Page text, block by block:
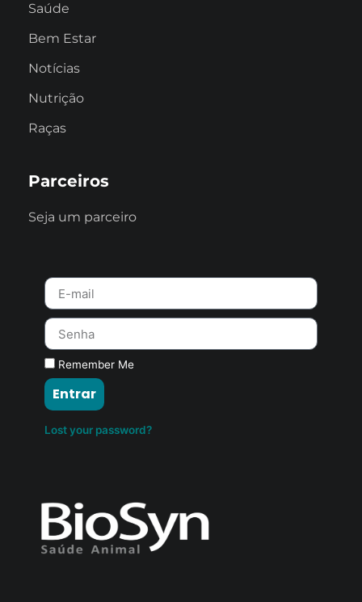
Saúde
Bem Estar
Notícias
Nutrição
Raças
Parceiros
Seja um parceiro
Remember Me
Entrar
Lost your password?